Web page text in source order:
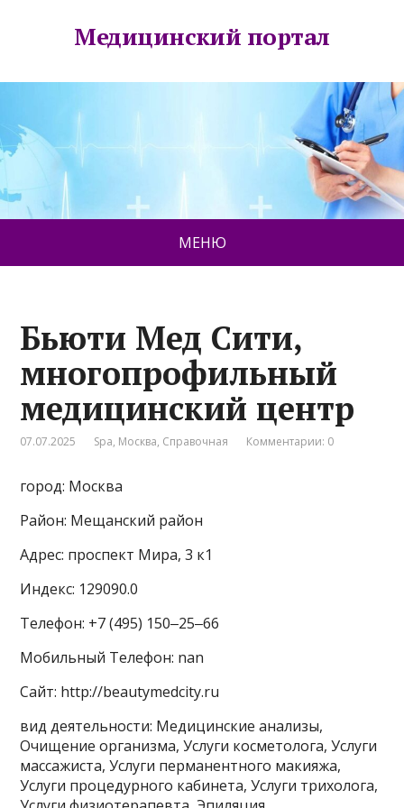
Медицинский портал
МЕНЮ
Бьюти Мед Сити,
многопрофильный
медицинский центр
07.07.2025 Spa, Москва, Справочная Комментарии: 0
город: Москва
Район: Мещанский район
Адрес: проспект Мира, 3 к1
Индекс: 129090.0
Телефон: +7 (495) 150‒25‒66
Мобильный Телефон: nan
Сайт: http://beautymedcity.ru
вид деятельности: Медицинские анализы,
Очищение организма, Услуги косметолога, Услуги
массажиста, Услуги перманентного макияжа,
Услуги процедурного кабинета, Услуги трихолога,